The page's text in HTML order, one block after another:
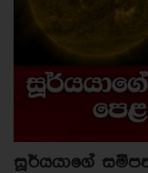
සූර්යයාගේ